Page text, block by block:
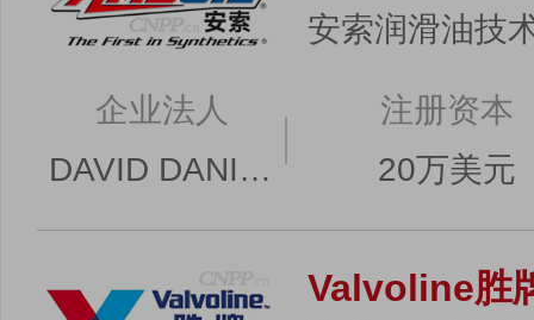
安索润滑油技
企业法人
DAVID DANIEL MEYER
注册资本
20万美元
Valvoline胜